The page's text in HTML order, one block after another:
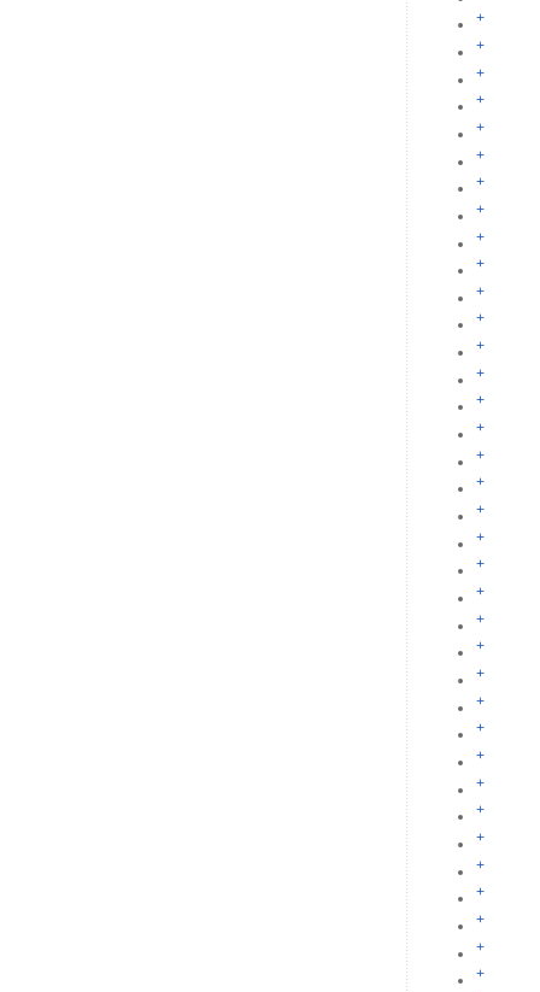
+
+
+
+
+
+
+
+
+
+
+
+
+
+
+
+
+
+
+
+
+
+
+
+
+
+
+
+
+
+
+
+
+
+
+
+